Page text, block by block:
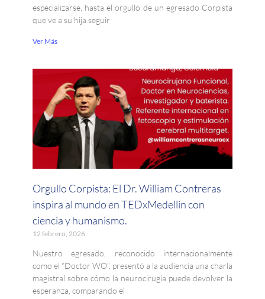
especializarse, hasta el orgullo de un egresado Corpista
que ve a su hija seguir
Ver Más
Orgullo Corpista: El Dr. William Contreras
inspira al mundo en TEDxMedellín con
ciencia y humanismo.
12 febrero, 2026
Nuestro egresado, reconocido internacionalmente
como el “Doctor WO“, presentó a la audiencia una charla
magistral sobre cómo la neurocirugía puede devolver la
esperanza, comparando el